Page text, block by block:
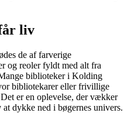
liv
de af farverige
og reoler fyldt med alt fra
biblioteker i Kolding
bibliotekarer eller frivillige
er en oplevelse, der vækker
dykke ned i bøgernes univers.